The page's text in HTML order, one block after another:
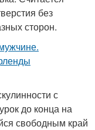
без
сторон.
с
до конца на
свободным край